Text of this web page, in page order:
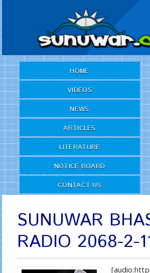
HOME
VIDEOS
NEWS
ARTICLES
LITERATURE
NOTICE BOARD
CONTACT US
SUNUWAR
RADIO 2068-2-